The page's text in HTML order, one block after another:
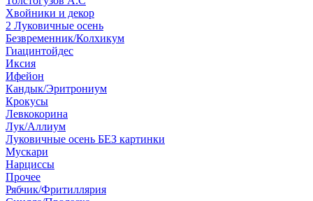
Хвойники и декор
2 Луковичные осень
Безвременник/Колхикум
Гиацинтойдес
Иксия
Ифейон
Кандык/Эритрониум
Крокусы
Левкокорина
Лук/Аллиум
Луковичные осень БЕЗ картинки
Мускари
Нарциссы
Прочее
Рябчик/Фритиллярия